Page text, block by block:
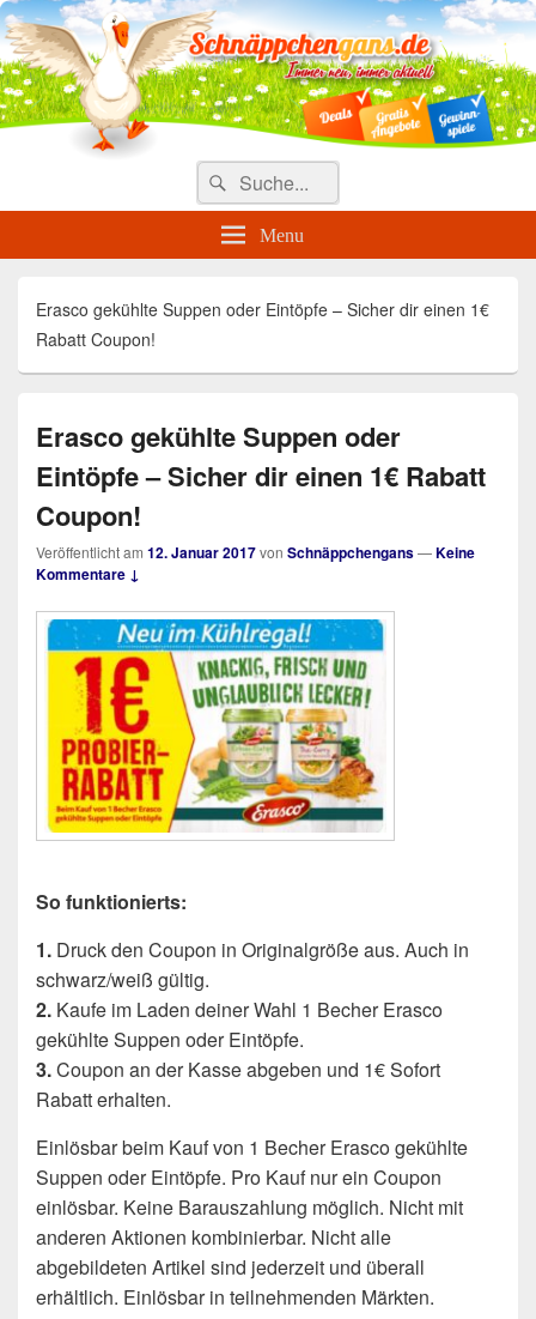
Täglich die besten Gewinnspiele
und Angebote
Search
for:
Suche
Menu
Erasco gekühlte Suppen oder Eintöpfe – Sicher dir einen 1€
Rabatt Coupon!
Erasco gekühlte Suppen oder
Eintöpfe – Sicher dir einen 1€ Rabatt
Coupon!
Veröffentlicht am 12. Januar 2017von Schnäppchengans—Keine
Kommentare ↓
So funktionierts:
1. Druck den Coupon in Originalgröße aus. Auch in
schwarz/weiß gültig.
2. Kaufe im Laden deiner Wahl 1 Becher Erasco
gekühlte Suppen oder Eintöpfe.
3.Coupon an der Kasse abgeben und 1€ Sofort
Rabatt erhalten.
Einlösbar beim Kauf von 1 Becher Erasco gekühlte
Suppen oder Eintöpfe. Pro Kauf nur ein Coupon
einlösbar. Keine Barauszahlung möglich. Nicht mit
anderen Aktionen kombinierbar. Nicht alle
abgebildeten Artikel sind jederzeit und überall
erhältlich. Einlösbar in teilnehmenden Märkten.